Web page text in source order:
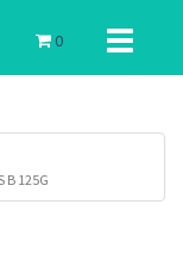
Toggle
0
B 125G